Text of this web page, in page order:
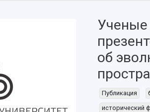
Ученые
об
Публикация
исторический